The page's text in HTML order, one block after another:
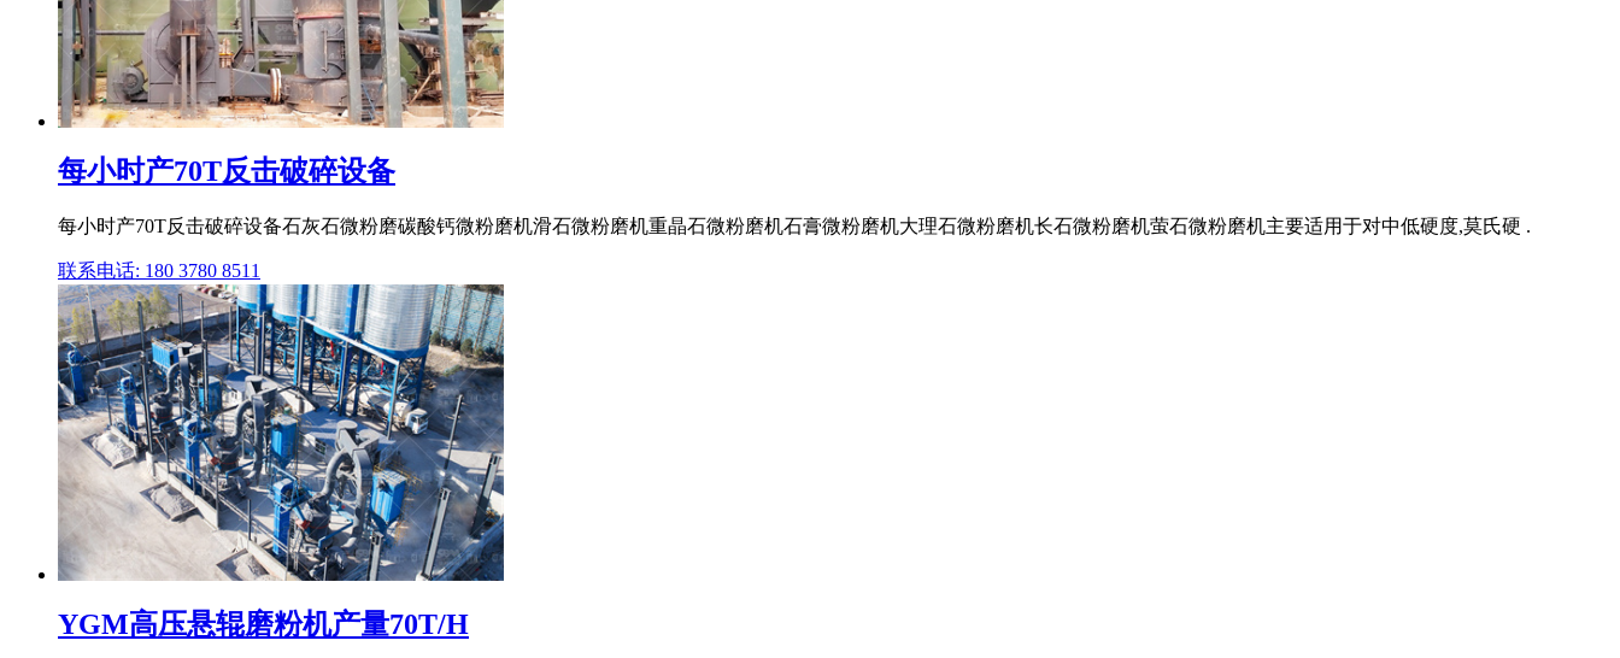
每小时产70T反击破碎设备
每小时产70T反击破碎设备石灰石微粉磨碳酸钙微粉磨机滑石微粉磨机重晶石微粉磨机石膏微粉磨机大理石微粉磨机长石微粉磨机萤石微粉磨机主要适用于对中低硬度,莫氏硬 .
联系电话: 180 3780 8511
YGM高压悬辊磨粉机产量70T/H